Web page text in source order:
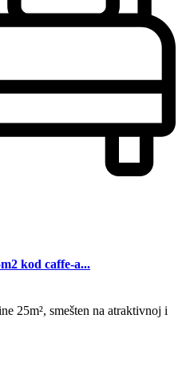
kod caffe-a...
25m², smešten na atraktivnoj i